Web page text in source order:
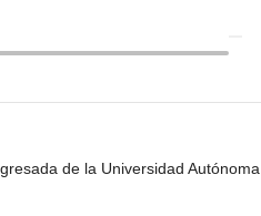
de la Universidad Autónoma